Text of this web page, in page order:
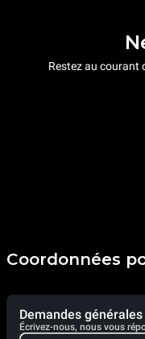
Restez au courant
Coordonnées
Demandes générales
Écrivez-nous, nous vous